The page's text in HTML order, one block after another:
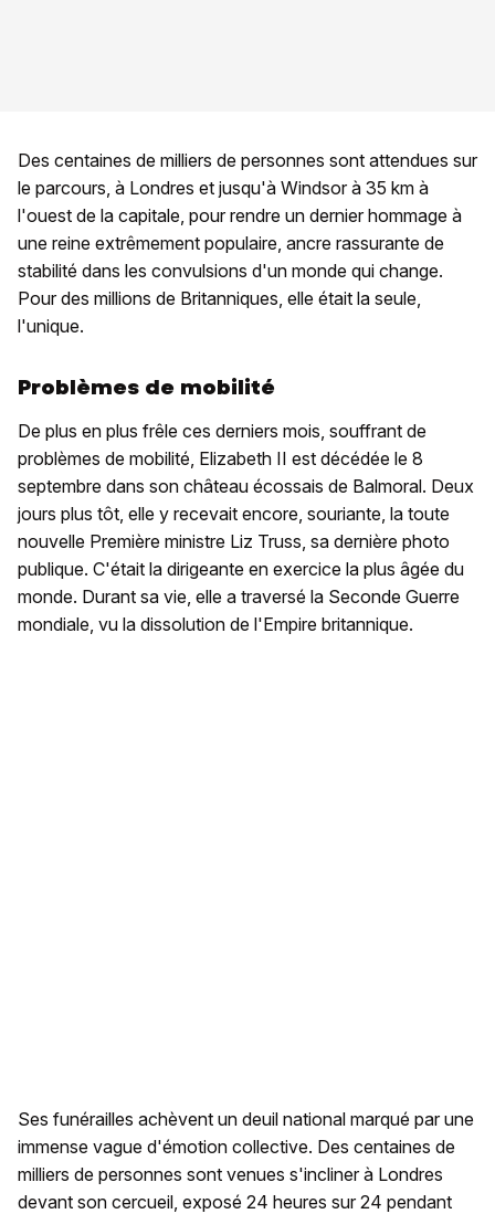
Des centaines de milliers de personnes sont attendues sur
le parcours, à Londres et jusqu'à Windsor à 35 km à
l'ouest de la capitale, pour rendre un dernier hommage à
une reine extrêmement populaire, ancre rassurante de
stabilité dans les convulsions d'un monde qui change.
Pour des millions de Britanniques, elle était la seule,
l'unique.
Problèmes de mobilité
De plus en plus frêle ces derniers mois, souffrant de
problèmes de mobilité, Elizabeth II est décédée le 8
septembre dans son château écossais de Balmoral. Deux
jours plus tôt, elle y recevait encore, souriante, la toute
nouvelle Première ministre Liz Truss, sa dernière photo
publique. C'était la dirigeante en exercice la plus âgée du
monde. Durant sa vie, elle a traversé la Seconde Guerre
mondiale, vu la dissolution de l'Empire britannique.
Ses funérailles achèvent un deuil national marqué par une
immense vague d'émotion collective. Des centaines de
milliers de personnes sont venues s'incliner à Londres
devant son cercueil, exposé 24 heures sur 24 pendant